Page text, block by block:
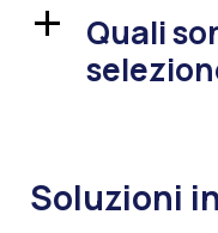
a
Quali
Soluzioni